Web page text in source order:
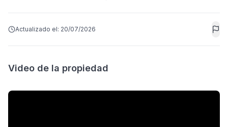
Actualizado el: 20/07/2026
Video de la propiedad